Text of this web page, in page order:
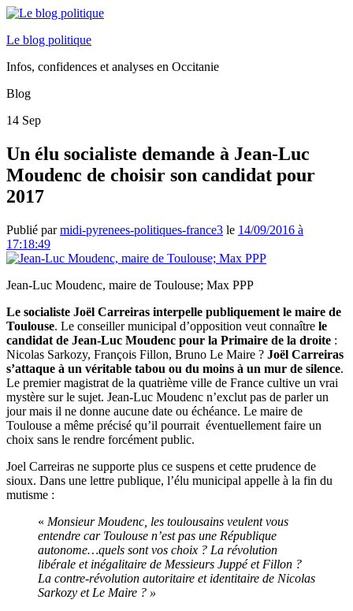
Le blog politique
Infos, confidences et analyses en Occitanie
Blog
14 Sep
Un élu socialiste demande à Jean-Luc
Moudenc de choisir son candidat pour
2017
Publié parmidi-pyrenees-politiques-france3 le 14/09/2016 à
17:18:49
Jean-Luc Moudenc, maire de Toulouse; Max PPP
Le socialiste Joël Carreiras interpelle publiquement le maire de
Toulouse. Le conseiller municipal d’opposition veut connaître le
candidat de Jean-Luc Moudenc pour la Primaire de la droite :
Nicolas Sarkozy, François Fillon, Bruno Le Maire ? Joël Carreiras
s’attaque à un véritable tabou ou du moins à un mur de silence.
Le premier magistrat de la quatrième ville de France cultive un vrai
mystère sur le sujet. Jean-Luc Moudenc n’exclut pas de parler un
jour mais il ne donne aucune date ou échéance. Le maire de
Toulouse a même précisé qu’il pourrait éventuellement faire un
choix sans le rendre forcément public.
Joel Carreiras ne supporte plus ce suspens et cette prudence de
sioux. Dans une lettre publique, l’élu municipal appelle à la fin du
mutisme :
« Monsieur Moudenc, les toulousains veulent vous
entendre car Toulouse n’est pas une République
autonome…quels sont vos choix ? La révolution
libérale et inégalitaire de Messieurs Juppé et Fillon ?
La contre-révolution autoritaire et identitaire de Nicolas
Sarkozy et Le Maire ? »